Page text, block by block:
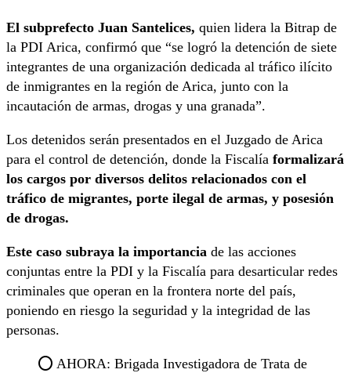
El subprefecto Juan Santelices, quien lidera la Bitrap de
la PDI Arica, confirmó que “se logró la detención de siete
integrantes de una organización dedicada al tráfico ilícito
de inmigrantes en la región de Arica, junto con la
incautación de armas, drogas y una granada”.
Los detenidos serán presentados en el Juzgado de Arica
para el control de detención, donde la Fiscalía formalizará
los cargos por diversos delitos relacionados con el
tráfico de migrantes, porte ilegal de armas, y posesión
de drogas.
Este caso subraya la importancia de las acciones
conjuntas entre la PDI y la Fiscalía para desarticular redes
criminales que operan en la frontera norte del país,
poniendo en riesgo la seguridad y la integridad de las
personas.
⭕️ AHORA: Brigada Investigadora de Trata de